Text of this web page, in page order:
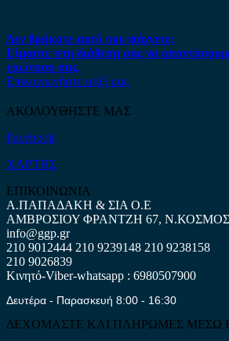
Δεν βρήκατε αυτό που ψάχνετε;
Είμαστε στη διάθεση σας να
ερώτηση σας.
Επικοινωνήστε μαζί μας
ΑΚΟΛΟΥΘΗΣΤΕ ΜΑΣ
Facebook
ΧΑΡΤΗΣ
ΕΠΙΚΟΙΝΩΝΙΑ
Α.ΠΑΠΑΔΑΚΗ & ΣΙΑ Ο.Ε
ΑΜΒΡΟΣΙΟΥ ΦΡΑΝΤΖΗ 67, Ν.ΚΟΣΜΟΣ
info@ggp.gr
210 9012444 210 9239148 210 9238158
210 9026839
Κινητό-Viber-whatsapp : 6980507900
Δευτέρα - Παρασκευή 8:00 - 16:30
ΔΕΧΟΜΑΣΤΕ ΚΑΙ ΠΛΗΡΩΜΕΣ ΜΕΣΩ